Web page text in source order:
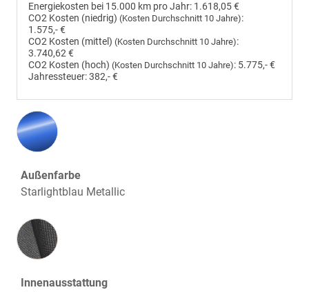
Energiekosten bei 15.000 km pro Jahr: 1.618,05 €
CO2 Kosten (niedrig) (Kosten Durchschnitt 10 Jahre):
1.575,- €
CO2 Kosten (mittel) (Kosten Durchschnitt 10 Jahre):
3.740,62 €
CO2 Kosten (hoch) (Kosten Durchschnitt 10 Jahre): 5.775,- €
Jahressteuer:382,- €
Außenfarbe
Starlightblau Metallic
Innenausstattung
Innenausstattung